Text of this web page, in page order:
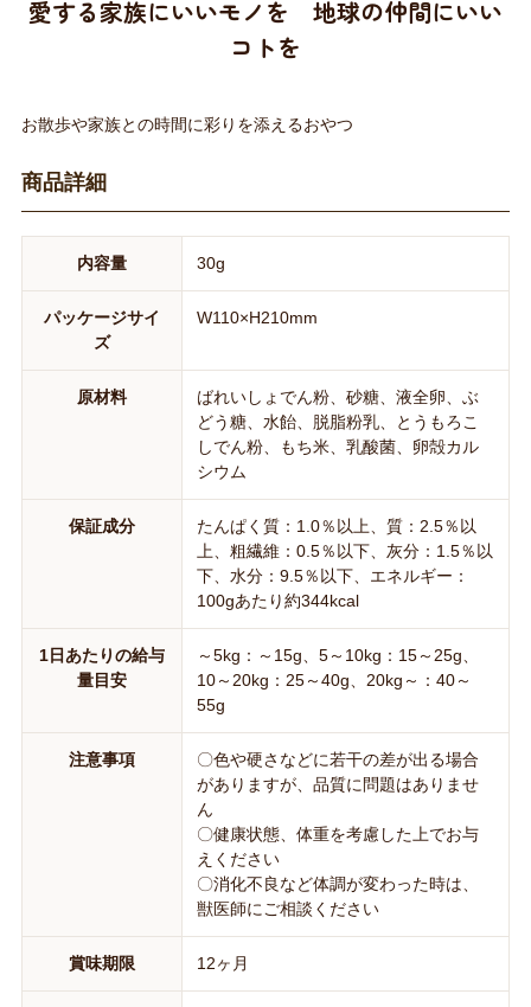
愛する家族にいいモノを 地球の仲間にいい
コトを
お散歩や家族との時間に彩りを添えるおやつ
商品詳細
内容量 30g
パッケージサイ
ズ
W110×H210mm
原材料
ばれいしょでん粉、砂糖、液全卵、ぶ
どう糖、水飴、脱脂粉乳、とうもろこ
しでん粉、もち米、乳酸菌、卵殻カル
シウム
保証成分
たんぱく質：1.0％以上、質：2.5％以
上、粗繊維：0.5％以下、灰分：1.5％以
下、水分：9.5％以下、エネルギー：
100gあたり約344kcal
1日あたりの給与
量目安
～5kg：～15g、5～10kg：15～25g、
10～20kg：25～40g、20kg～：40～
55g
注意事項
〇色や硬さなどに若干の差が出る場合
がありますが、品質に問題はありませ
ん
〇健康状態、体重を考慮した上でお与
えください
〇消化不良など体調が変わった時は、
獣医師にご相談ください
賞味期限 12ヶ月